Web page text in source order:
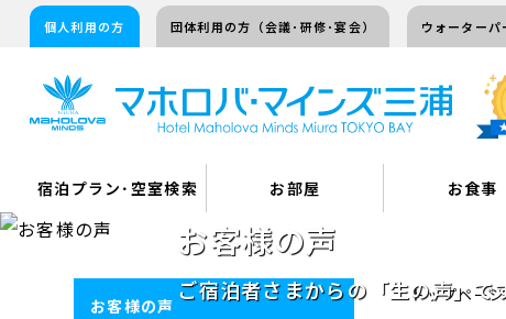
個人利用の方 団体利用の方（会議･研修･宴会） ウォーターパ
宿泊プラン･空室検索 お部屋 お食事
お客様の声
ご宿泊者さまからの「生の声」で
トップページ
お客様の声